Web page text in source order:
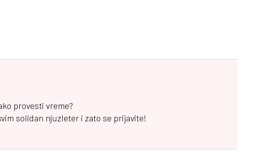
provesti vreme?
solidan njuzleter i zato se prijavite!